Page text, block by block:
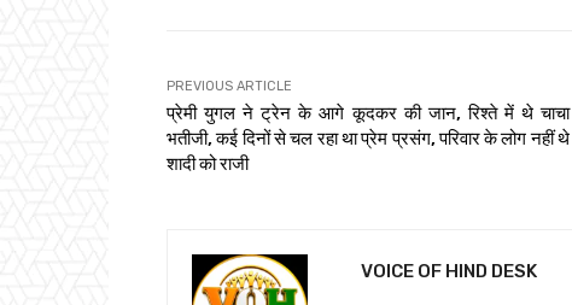
PREVIOUS ARTICLE
प्रेमी युगल ने ट्रेन के आगे कूदकर की जान, रिश्ते में थे चाचा
भतीजी, कई दिनों से चल रहा था प्रेम प्रसंग, परिवार के लोग नहीं थे
शादी को राजी
VOICE OF HIND DESK